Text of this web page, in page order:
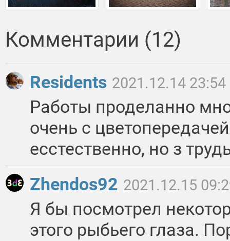
Комментарии (12)
Residents 2021.12.14 23:54
Работы проделанно
очень с
есстественно, но з
Zhendos92 2021.12.15
Я бы посмотрел
этого рыбьего глаза.